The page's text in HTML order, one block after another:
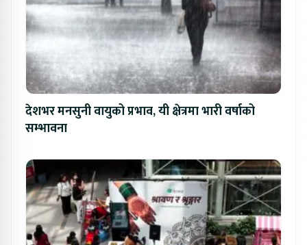
देशभर मनसुनी वायुको प्रभाव, यी क्षेत्रमा भारी वर्षाको
सम्भावना